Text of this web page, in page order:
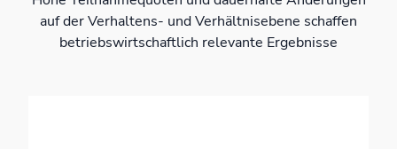
auf der Verhaltens- und Verhältnisebene schaffen
betriebswirtschaftlich relevante Ergebnisse